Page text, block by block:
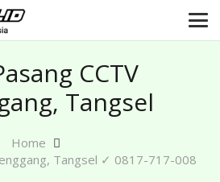
CCTV
Tangsel
Home
Tangsel ✓ 0817-717-008